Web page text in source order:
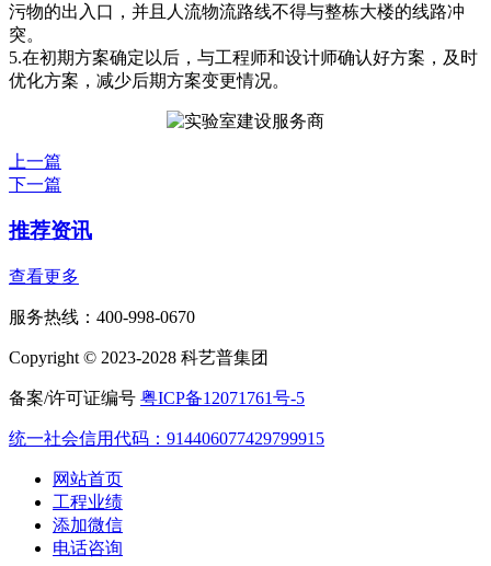
污物的出入口，并且人流物流路线不得与整栋大楼的线路冲
突。
5.在初期方案确定以后，与工程师和设计师确认好方案，及时
优化方案，减少后期方案变更情况。
上一篇
下一篇
推荐资讯
查看更多
服务热线：400-998-0670
Copyright © 2023-2028 科艺普集团
备案/许可证编号 粤ICP备12071761号-5
统一社会信用代码：914406077429799915
网站首页
工程业绩
添加微信
电话咨询